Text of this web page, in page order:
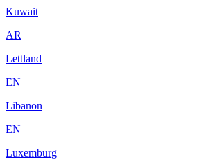
Kuwait
AR
Lettland
EN
Libanon
EN
Luxemburg